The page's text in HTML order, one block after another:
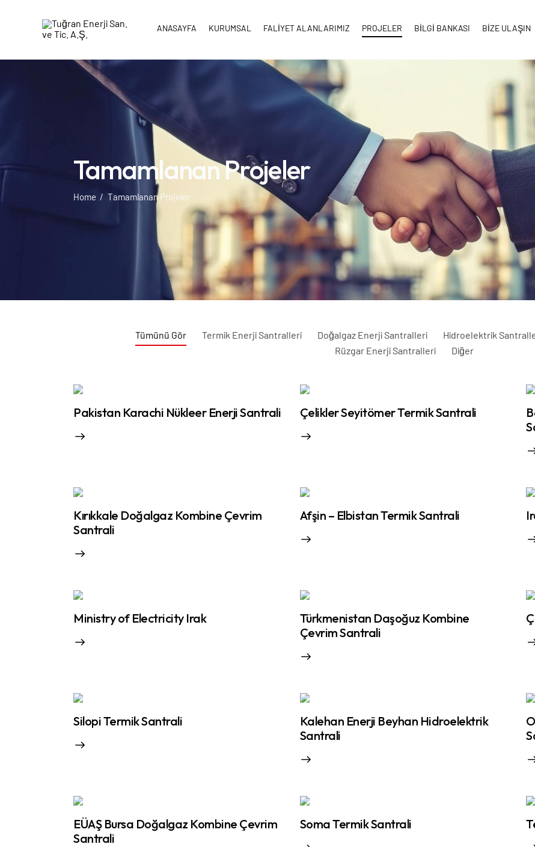
ANASAYFA KURUMSAL FALİYET ALANLARIMIZ PROJELER BİLGİ BANKASI BİZE ULAŞIN
Tamamlanan Projeler
Home Tamamlanan Projeler
Tümünü Gör Termik Enerji Santralleri Doğalgaz Enerji Santralleri Hidroelektrik
Rüzgar Enerji Santralleri
Diğer
Pakistan Karachi Nükleer Enerji Santrali Çelikler Seyitömer Termik Santrali
Kırıkkale Doğalgaz Kombine Çevrim
Santrali
Afşin – Elbistan Termik Santrali
Ministry of Electricity Irak
Türkmenistan Daşoğuz Kombine
Çevrim Santrali
Silopi Termik Santrali
Kalehan Enerji Beyhan Hidroelektrik
Santrali
EÜAŞ Bursa Doğalgaz Kombine Çevrim
Santrali
Soma Termik Santrali